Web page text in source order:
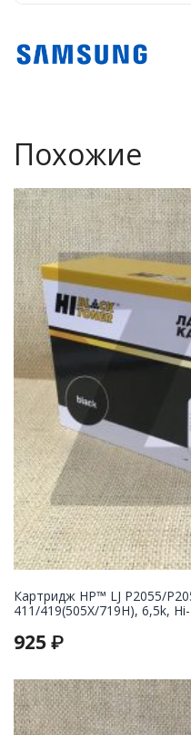
Похожие
Картридж НР™ LJ P2055/
411/419(505X/719H), 6,5k,
925 ₽